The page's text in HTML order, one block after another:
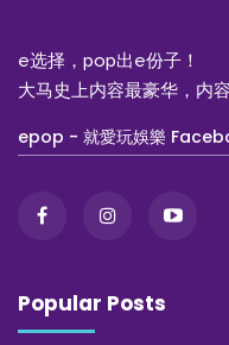
e选择，pop出e份子！
大马史上内容最豪华，内
epop - 就愛玩娛樂
Popular Posts